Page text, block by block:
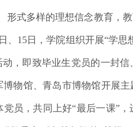
形式多样的理想信念教育，
、15日，学院组织开展“学思
动，即致毕业生党员的一封
物馆、青岛市博物馆开展
党员，共同上好“最后一课”，